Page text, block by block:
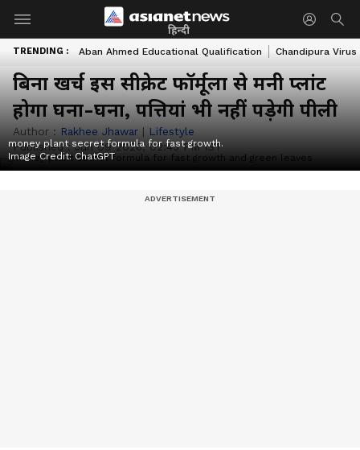
हिन्दी
TRENDING : Aban Ahmed Educational Qualification Chandipura
बिना खर्च इस सीक्रेट फॉर्मूला से मनी प्लांट
होगा घना-घना, पत्तियां भी नहीं पड़ेगी पीली
Author : Rakhee Jhawar | Lifestyle
Published :Jun 09 2026, 02:45 PM IST
money plant secret formula for fast growth.
Image Credit: ChatGPT